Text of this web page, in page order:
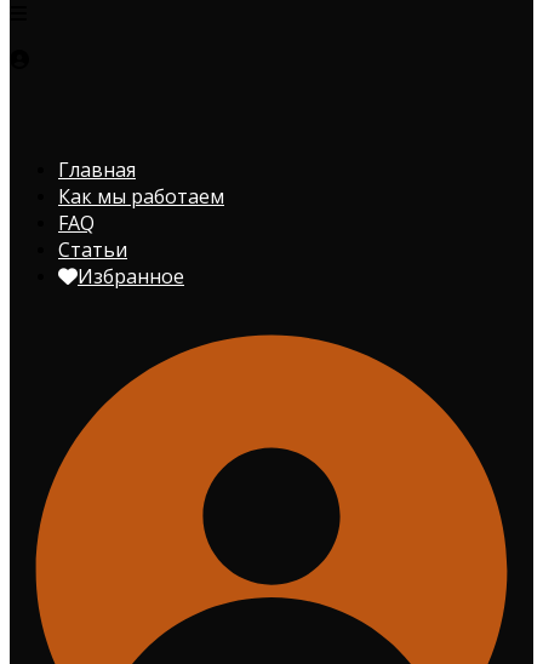
Главная
Как мы работаем
FAQ
Статьи
Избранное